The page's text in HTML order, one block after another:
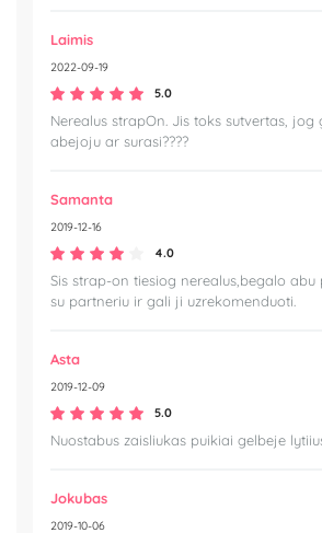
Laimis
2022-09-19
5.0
Nerealus strapOn. Jis toks sutvertas, jog
abejoju ar surasi????
Samanta
2019-12-16
4.0
Sis strap-on tiesiog nerealus,begalo
su partneriu ir gali ji uzrekomenduoti.
Asta
2019-12-09
5.0
Nuostabus zaisliukas puikiai gelbeje
Jokubas
2019-10-06